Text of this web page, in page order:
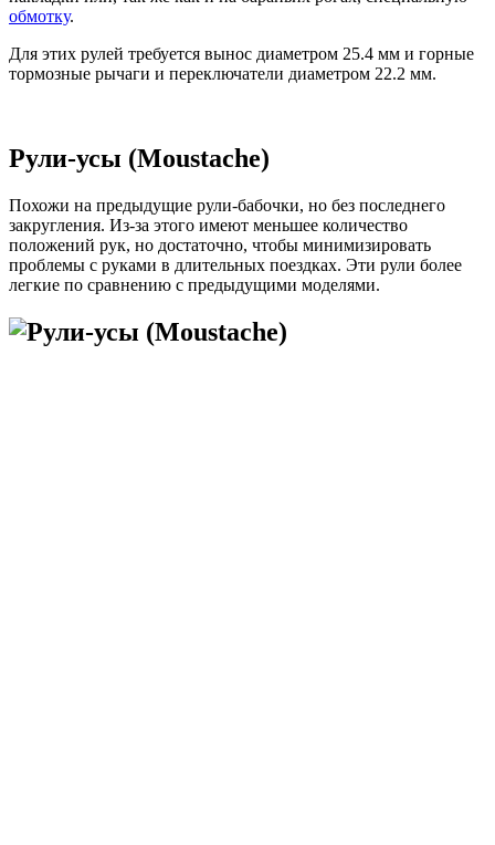
обмотку.
Для этих рулей требуется вынос диаметром 25.4 мм и горные
тормозные рычаги и переключатели диаметром 22.2 мм.
Рули-усы (Moustache)
Похожи на предыдущие рули-бабочки, но без последнего
закругления. Из-за этого имеют меньшее количество
положений рук, но достаточно, чтобы минимизировать
проблемы с руками в длительных поездках. Эти рули более
легкие по сравнению с предыдущими моделями.